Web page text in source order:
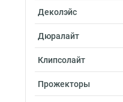
Деколэйс
Дюралайт
Клипсолайт
Прожекторы